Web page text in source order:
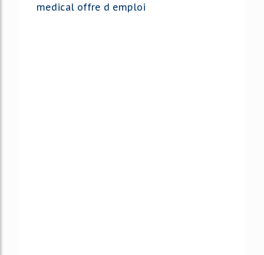
medical offre d emploi